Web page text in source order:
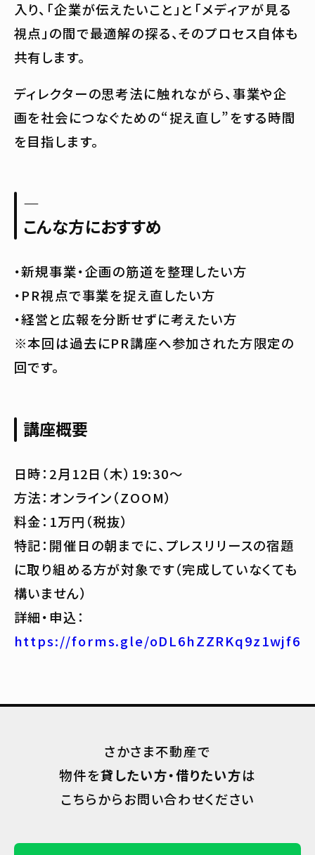
入り、「企業が伝えたいこと」と「メディアが見る
視点」の間で最適解の探る、そのプロセス自体も
共有します。
ディレクターの思考法に触れながら、事業や企
画を社会につなぐための“捉え直し”をする時間
を目指します。
—
こんな方におすすめ
・新規事業・企画の筋道を整理したい方
・PR視点で事業を捉え直したい方
・経営と広報を分断せずに考えたい方
※本回は過去にPR講座へ参加された方限定の
回です。
講座概要
日時：2月12日（木）19:30～
方法：オンライン（ZOOM）
料金：1万円（税抜）
特記：開催日の朝までに、プレスリリースの宿題
に取り組める方が対象です（完成していなくても
構いません）
詳細・申込：
https://forms.gle/oDL6hZZRKq9z1wjf6
さかさま不動産で
物件を貸したい方・借りたい方は
こちらからお問い合わせください